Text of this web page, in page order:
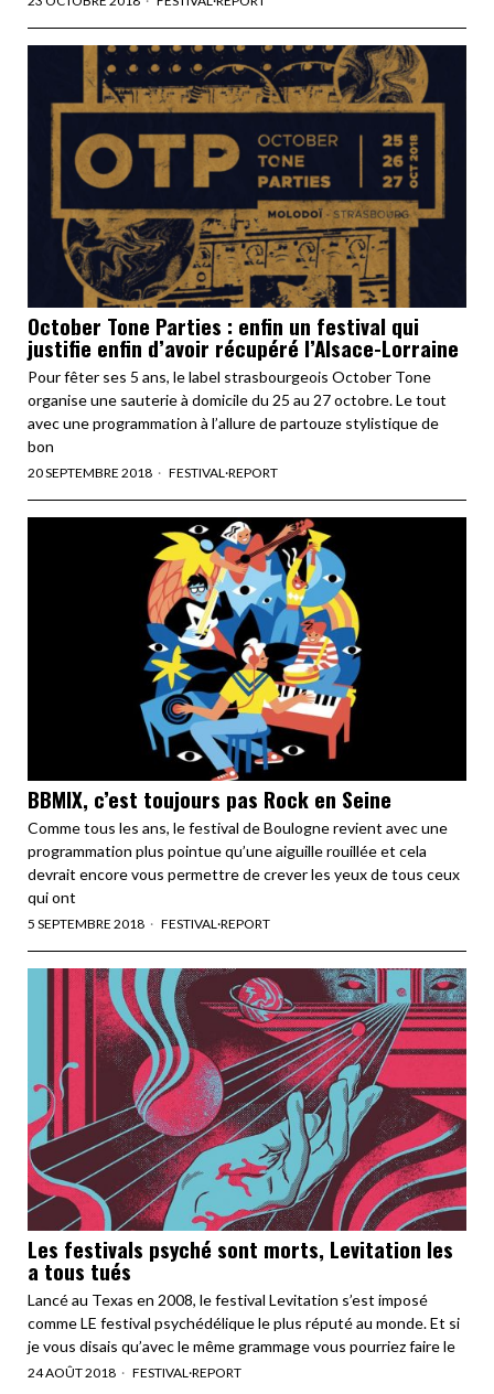
October Tone Parties : enfin un festival qui
justifie enfin d’avoir récupéré l’Alsace-Lorraine
Pour fêter ses 5 ans, le label strasbourgeois October Tone
organise une sauterie à domicile du 25 au 27 octobre. Le tout
avec une programmation à l’allure de partouze stylistique de
bon
20 SEPTEMBRE 2018 FESTIVAL·REPORT
BBMIX, c’est toujours pas Rock en Seine
Comme tous les ans, le festival de Boulogne revient avec une
programmation plus pointue qu’une aiguille rouillée et cela
devrait encore vous permettre de crever les yeux de tous ceux
qui ont
5 SEPTEMBRE 2018 FESTIVAL ·REPORT
Les festivals psyché sont morts, Levitation les
a tous tués
Lancé au Texas en 2008, le festival Levitation s’est imposé
comme LE festival psychédélique le plus réputé au monde. Et si
je vous disais qu’avec le même grammage vous pourriez faire le
24 AOÛT 2018 FESTIVAL·REPORT